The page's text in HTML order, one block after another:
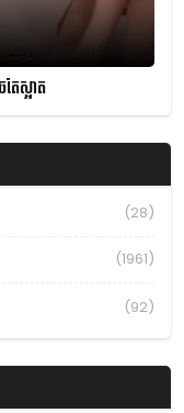
ែស្អាត
(28)
(1961)
(92)